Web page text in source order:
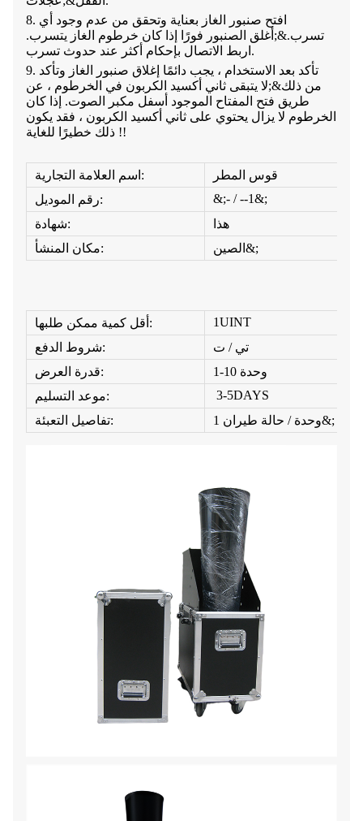
8. افتح صنبور الغاز بعناية وتحقق من عدم وجود أي
تسرب.&; أغلق الصنبور فورًا إذا كان خرطوم الغاز يتسرب.
اربط الاتصال بإحكام أكثر عند حدوث تسرب.
9. تأكد بعد الاستخدام ، يجب دائمًا إغلاق صنبور الغاز وتأكد
من ذلك&;لا يتبقى ثاني أكسيد الكربون في الخرطوم ، عن
طريق فتح المفتاح الموجود أسفل مكبر الصوت. إذا كان
الخرطوم لا يزال يحتوي على ثاني أكسيد الكربون ، فقد يكون
ذلك خطيرًا للغاية !!
اسم العلامة التجارية:
قوس المطر
رقم الموديل:
&;- / --1&;
شهادة:
هذا
مكان المنشأ:
الصين&;
أقل كمية ممكن طلبها:
1UINT
شروط الدفع:
تي / ت
قدرة العرض:
1-10 وحدة
موعد التسليم:
3-5DAYS
تفاصيل التعبئة:
1 وحدة / حالة طيران&;